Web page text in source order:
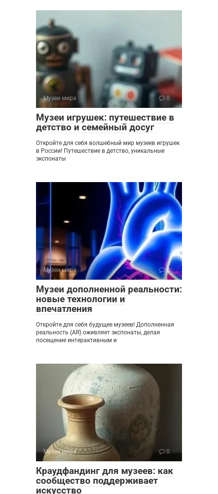
Музеи мира 0
Музеи игрушек: путешествие в
детство и семейный досуг
Откройте для себя волшебный мир музеев игрушек
в России! Путешествие в детство, уникальные
экспонаты
Музеи мира 0
Музеи дополненной реальности:
новые технологии и
впечатления
Откройте для себя будущее музеев! Дополненная
реальность (AR) оживляет экспонаты, делая
посещение интерактивным и
Музеи мира 0
Краудфандинг для музеев: как
сообщество поддерживает
искусство